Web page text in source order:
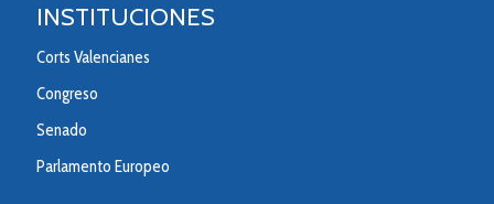
INSTITUCIONES
Corts Valencianes
Congreso
Senado
Parlamento Europeo